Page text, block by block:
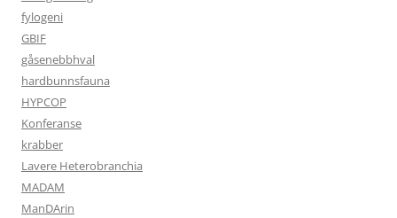
fylogeni
GBIF
gåsenebbhval
hardbunnsfauna
HYPCOP
Konferanse
krabber
Lavere Heterobranchia
MADAM
ManDArin